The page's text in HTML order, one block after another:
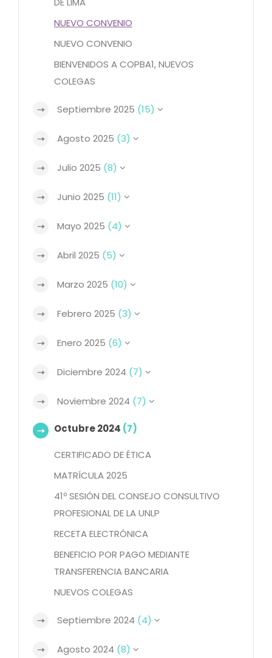
NUEVO CONVENIO
NUEVO CONVENIO
BIENVENIDOS A COPBA1, NUEVOS
COLEGAS
Septiembre 2025 (15)
Agosto 2025 (3)
Julio 2025 (8)
Junio 2025 (11)
Mayo 2025 (4)
Abril 2025 (5)
Marzo 2025 (10)
Febrero 2025 (3)
Enero 2025 (6)
Diciembre 2024 (7)
Noviembre 2024 (7)
Octubre 2024 (7)
CERTIFICADO DE ÉTICA
MATRÍCULA 2025
41º SESIÓN DEL CONSEJO CONSULTIVO
PROFESIONAL DE LA UNLP
RECETA ELECTRÓNICA
BENEFICIO POR PAGO MEDIANTE
TRANSFERENCIA BANCARIA
NUEVOS COLEGAS
Septiembre 2024 (4)
Agosto 2024 (8)